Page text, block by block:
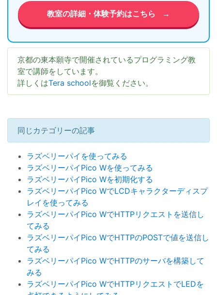
教室の詳細・体験予約はこちら →
京都の東本願寺で開催されているプログラミング教
室で講師をしています。
詳しくはTera schoolを御覧ください。
同じカテゴリーの記事
ラズベリーパイを使ってみる
ラズベリーパイPico Wを使ってみる
ラズベリーパイPico Wを初期化する
ラズベリーパイPico WでLCDキャラクターディスプ
レイを使ってみる
ラズベリーパイPico WでHTTPリクエストを送信し
てみる
ラズベリーパイPico WでHTTPのPOSTで値を送信し
てみる
ラズベリーパイPico WでHTTPのサーバを構築して
みる
ラズベリーパイPico WでHTTPリクエストでLEDを